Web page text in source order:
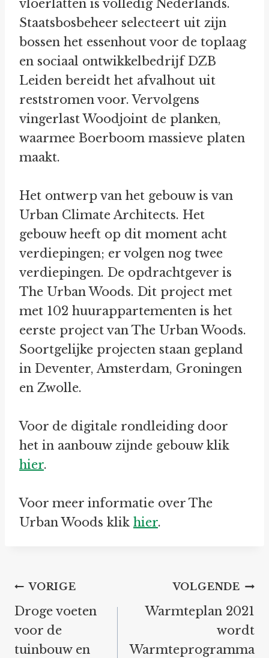
vloerlatten is volledig Nederlands.
Staatsbosbeheer selecteert uit zijn
bossen het essenhout voor de toplaag
en sociaal ontwikkelbedrijf DZB
Leiden bereidt het afvalhout uit
reststromen voor. Vervolgens
vingerlast Woodjoint de planken,
waarmee Boerboom massieve platen
maakt.
Het ontwerp van het gebouw is van
Urban Climate Architects. Het
gebouw heeft op dit moment acht
verdiepingen; er volgen nog twee
verdiepingen. De opdrachtgever is
The Urban Woods. Dit project met
met 102 huurappartementen is het
eerste project van The Urban Woods.
Soortgelijke projecten staan gepland
in Deventer, Amsterdam, Groningen
en Zwolle.
Voor de digitale rondleiding door
het in aanbouw zijnde gebouw klik
hier.
Voor meer informatie over The
Urban Woods klik hier.
Bericht
navigatie
VORIGE
Droge voeten
voor de
tuinbouw en
VOLGENDE
Warmteplan 2021
wordt
Warmteprogramma